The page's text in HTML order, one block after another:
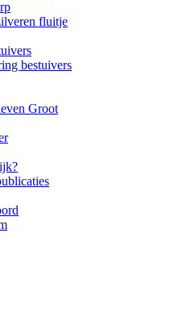
fluitje
bestuivers
Groot